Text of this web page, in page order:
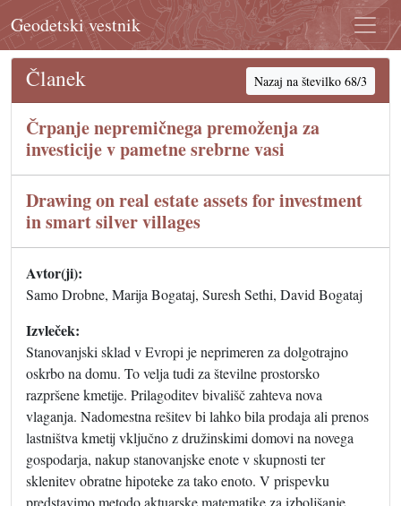
Geodetski vestnik
Članek Nazaj na številko 68/3
Črpanje nepremičnega premoženja za
investicije v pametne srebrne vasi
Drawing on real estate assets for investment
in smart silver villages
Avtor(ji):
Samo Drobne, Marija Bogataj, Suresh Sethi, David Bogataj
Izvleček:
Stanovanjski sklad v Evropi je neprimeren za dolgotrajno
oskrbo na domu. To velja tudi za številne prostorsko
razpršene kmetije. Prilagoditev bivališč zahteva nova
vlaganja. Nadomestna rešitev bi lahko bila prodaja ali prenos
lastništva kmetij vključno z družinskimi domovi na novega
gospodarja, nakup stanovanjske enote v skupnosti ter
sklenitev obratne hipoteke za tako enoto. V prispevku
predstavimo metodo aktuarske matematike za izboljšanje